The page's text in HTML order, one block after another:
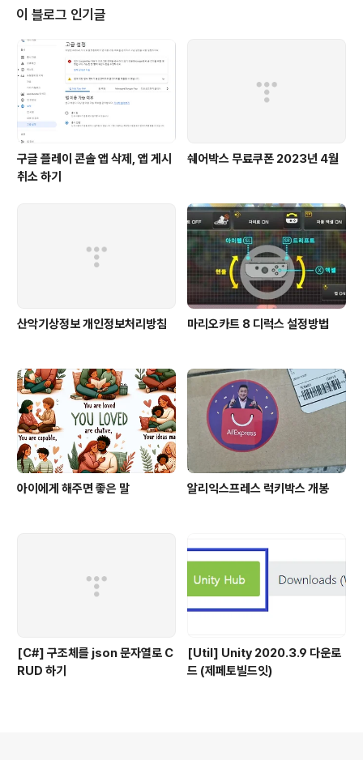
이 블로그 인기글
구글 플레이 콘솔 앱 삭제, 앱 게시
취소 하기
쉐어박스 무료쿠폰 2023년 4월
산악기상정보 개인정보처리방침 마리오카트 8 디럭스 설정방법
아이에게 해주면 좋은 말 알리익스프레스 럭키박스 개봉
[C#] 구조체를 json 문자열로 C
RUD 하기
[Util] Unity 2020.3.9 다운로
드 (제페토빌드잇)